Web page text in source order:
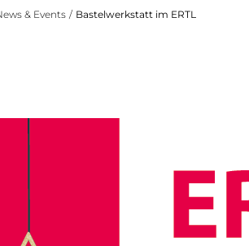
& Events / Bastelwerkstatt im ERTL